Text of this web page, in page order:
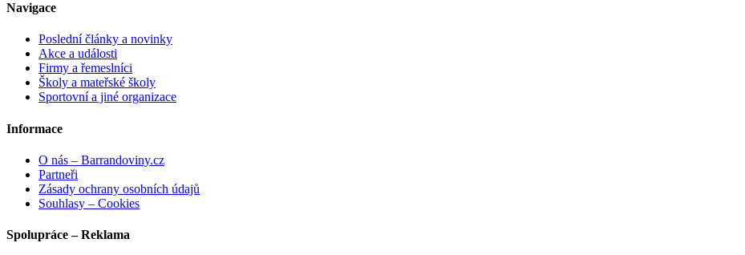
Navigace
Poslední články a novinky
Akce a události
Firmy a řemeslníci
Školy a mateřské školy
Sportovní a jiné organizace
Informace
O nás – Barrandoviny.cz
Partneři
Zásady ochrany osobních údajů
Souhlasy – Cookies
Spolupráce – Reklama